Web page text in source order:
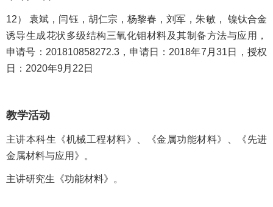
12） 袁斌，闫钰，胡仁宗，杨黎春，刘军，朱敏， 镍钛合金
诱导生成花状多级结构三氧化钼材料及其制备方法与应用，
申请号：201810858272.3，申请日：2018年7月31日，授权
日：2020年9月22日
教学活动
主讲本科生《机械工程材料》、《金属功能材料》、《先进
金属材料与应用》。
主讲研究生《功能材料》。